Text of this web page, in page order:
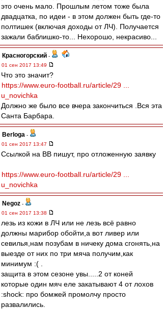
это очень мало. Прошлым летом тоже была
двадцатка, по идеи - в этом должен быть где-то
полтишек (включая доходы от ЛЧ). Получается
зажали баблишко-то... Нехорошо, некрасиво...
Красногорский -
01 сен 2017 13:49
Что это значит?
https://www.euro-football.ru/article/29 ...
u_novichka
Должно же было все вчера закончиться .Вся эта
Санта Барбара.
Berloga -
01 сен 2017 13:47
Ссылкой на ВВ пишут, про отложенную заявку
https://www.euro-football.ru/article/29 ...
u_novichka
Negoz -
01 сен 2017 13:38
лезь из кожи в ЛЧ или не лезь всё равно
должны марибор обойти,а вот ливер или
севилья,нам позубам в ничеку дома сгонять,на
выезде от них по три мяча получим,как
минимум :( .
защита в этом сезоне увы.....2 от коней
которые один мяч еле закатывают 4 от лохов
:shock: про бомжей промолчу просто
развалились.